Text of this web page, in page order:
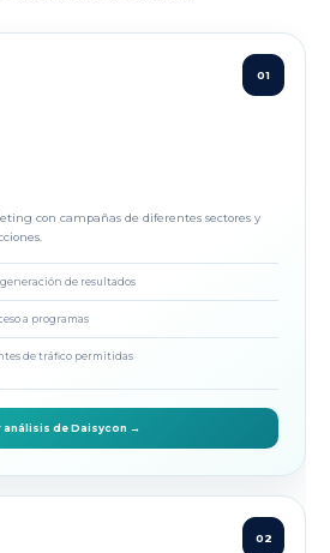
01
con campañas de diferentes sectores y
de resultados
a programas
de tráfico permitidas
análisis de Daisycon →
02